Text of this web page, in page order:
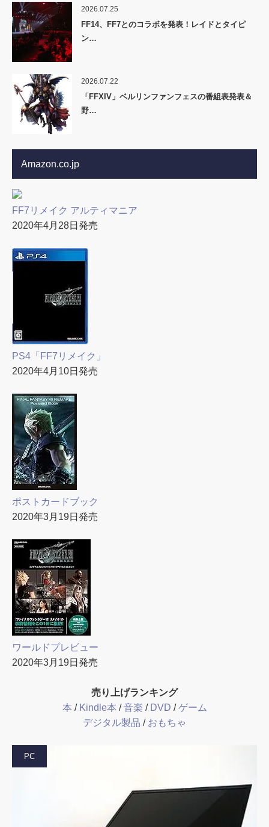
2026.07.25
FF14、FF7とのコラボを発表！レイドとタイピ
ン…
2026.07.22
「FFXIV」ベルリンファンフェスの番組表発表＆
野…
Amazon.co.jp
FF7リメイク アルティマニア
2020年4月28日発売
PS4「FF7リメイク」
2020年4月10日発売
ポストカードブック
2020年3月19日発売
ワールドプレビュー
2020年3月19日発売
売り上げランキング
本 / Kindle本 /音楽 / DVD /ゲーム
デジタル製品 / おもちゃ
PC